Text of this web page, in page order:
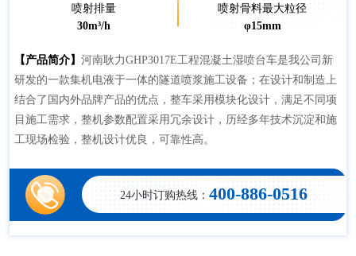
喷射排量
30m³/h
喷射骨料最大粒径
φ15mm
【产品简介】 河南耿力GHP3017E工程混凝土湿喷台车是我公司新
研发的一款集机电液于一体的隧道喷浆施工设备；在设计和制造上
结合了国内外品牌产品的优点，整车采用模块化设计，满足不同项
目施工需求，整机参数配置采用冗余设计，历经多年技术沉淀和施
工现场检验，整机设计优良，可靠性高。
24小时订购热线：400-886-0516